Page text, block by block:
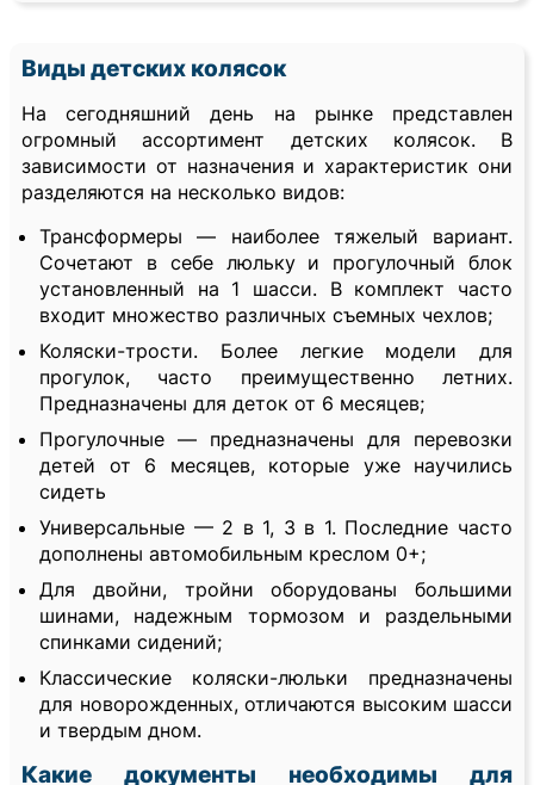
Виды детских колясок
На сегодняшний день на рынке представлен
огромный ассортимент детских колясок. В
зависимости от назначения и характеристик они
разделяются на несколько видов:
Трансформеры — наиболее тяжелый вариант.
Сочетают в себе люльку и прогулочный блок
установленный на 1 шасси. В комплект часто
входит множество различных съемных чехлов;
Коляски-трости. Более легкие модели для
прогулок, часто преимущественно летних.
Предназначены для деток от 6 месяцев;
Прогулочные — предназначены для перевозки
детей от 6 месяцев, которые уже научились
сидеть
Универсальные — 2 в 1, 3 в 1. Последние часто
дополнены автомобильным креслом 0+;
Для двойни, тройни оборудованы большими
шинами, надежным тормозом и раздельными
спинками сидений;
Классические коляски-люльки предназначены
для новорожденных, отличаются высоким шасси
и твердым дном.
Какие документы необходимы для